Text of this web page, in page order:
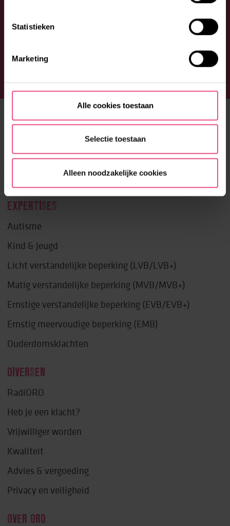
Statistieken
Marketing
Alle cookies toestaan
Selectie toestaan
Alleen noodzakelijke cookies
ONS AANBOD
Prettige dag
Lekker in je vel
EXPERTISES
Autisme
Kind & Jeugd
Licht verstandelijke beperking (LVB/LVB+)
Matig verstandelijke beperking (MVB/MVB+)
Ernstige verstandelijke beperking (EVB/EVB+)
Ernstig meervoudige beperking (EMB)
Ouderdomsklachten
DIVERSEN
RadiORO
Heb je een klacht?
Vrijwilliger worden
Kwaliteit
Advies & vergoeding
Privacy en veiligheid
OVER ORO